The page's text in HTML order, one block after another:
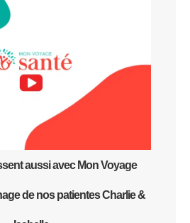
aussi avec Mon Voyage
de nos patientes Charlie &